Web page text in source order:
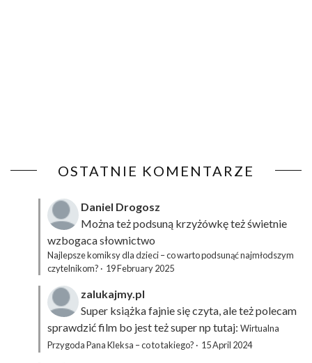
OSTATNIE KOMENTARZE
Daniel Drogosz
Można też podsuną krzyżówkęteż świetnie
wzbogaca słownictwo
Najlepsze komiksy dla dzieci – co warto podsunąć najmłodszym
czytelnikom? · 19 February 2025
zalukajmy.pl
Super książka fajnie się czyta, ale też polecam
sprawdzić film bo jest też super np tutaj: Wirtualna
Przygoda Pana Kleksa – co to takiego? · 15 April 2024